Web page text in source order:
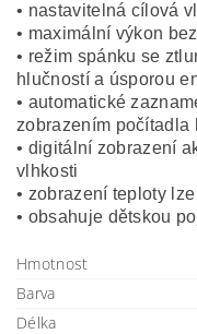
• nastavitelná cílová
• maximální výkon
• režim spánku se
hlučností a úsporou
• automatické
zobrazením počítadla
• digitální zobrazení
vlhkosti
• zobrazení teploty
• obsahuje dětskou
Hmotnost
Barva
Délka